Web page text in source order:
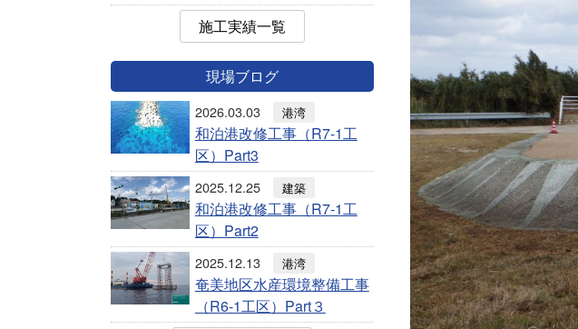
施工実績一覧
現場ブログ
2026.03.03 港湾
和泊港改修工事（R7-1工
区）Part3
2025.12.25 建築
和泊港改修工事（R7-1工
区）Part2
2025.12.13 港湾
奄美地区水産環境整備工事
（R6-1工区）Part３